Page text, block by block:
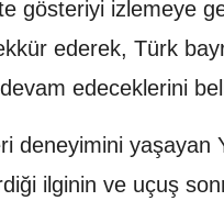
gösteriyi izlemeye
ederek, Türk
edeceklerini
deneyimini yaşayan
ilginin ve uçuş